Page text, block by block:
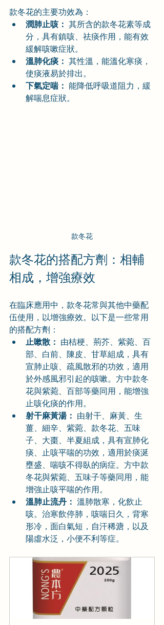
款冬花的主要功效為：
潤肺止咳： 其所含的款冬花素等成
分，具有鎮咳、祛痰作用，能有效
緩解咳嗽症狀。
溫肺化痰： 其性溫，能溫化寒痰，
使痰液易於排出。
下氣定喘： 能降低呼吸道阻力，緩
解喘息症狀。
款冬花
款冬花的搭配方劑：相輔
相成，增強療效
在臨床應用中，款冬花常與其他中藥配
伍使用，以增強療效。以下是一些常用
的搭配方劑：
止嗽散： 由桔梗、荊芥、紫菀、百
部、白前、陳皮、甘草組成，具有
宣肺止咳、疏風散邪的功效，適用
於外感風邪引起的咳嗽。方中款冬
花與紫菀、百部等藥同用，能增強
止咳化痰的作用。
射干麻黃湯： 由射干、麻黃、生
薑、細辛、紫菀、款冬花、五味
子、大棗、半夏組成，具有宣肺化
痰、止咳平喘的功效，適用於痰涎
壅盛、喘咳不得臥的病症。方中款
冬花與紫菀、五味子等藥同用，能
增強止咳平喘的作用。
溫肺止流丹： 溫肺散寒，化飲止
咳。治寒飲停肺，咳喘日久，背寒
形冷，面白氣短，自汗稀溏，以及
陽虛水泛，小便不利等症。